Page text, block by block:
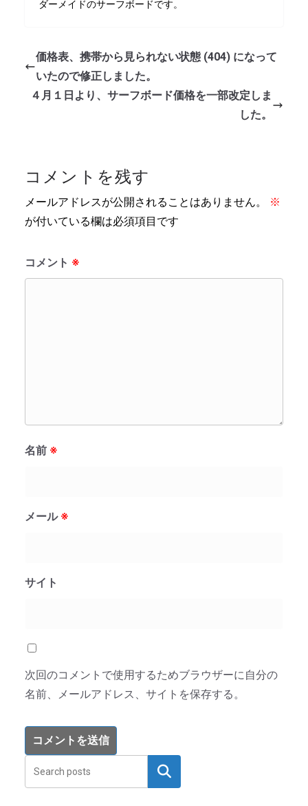
ダーメイドのサーフボードです。
価格表、携帯から見られない状態 (404) になって
いたので修正しました。
４月１日より、サーフボード価格を一部改定しま
した。
コメントを残す
メールアドレスが公開されることはありません。
※
が付いている欄は必須項目です
コメント ※
名前 ※
メール ※
サイト
次回のコメントで使用するためブラウザーに自分の
名前、メールアドレス、サイトを保存する。
検索